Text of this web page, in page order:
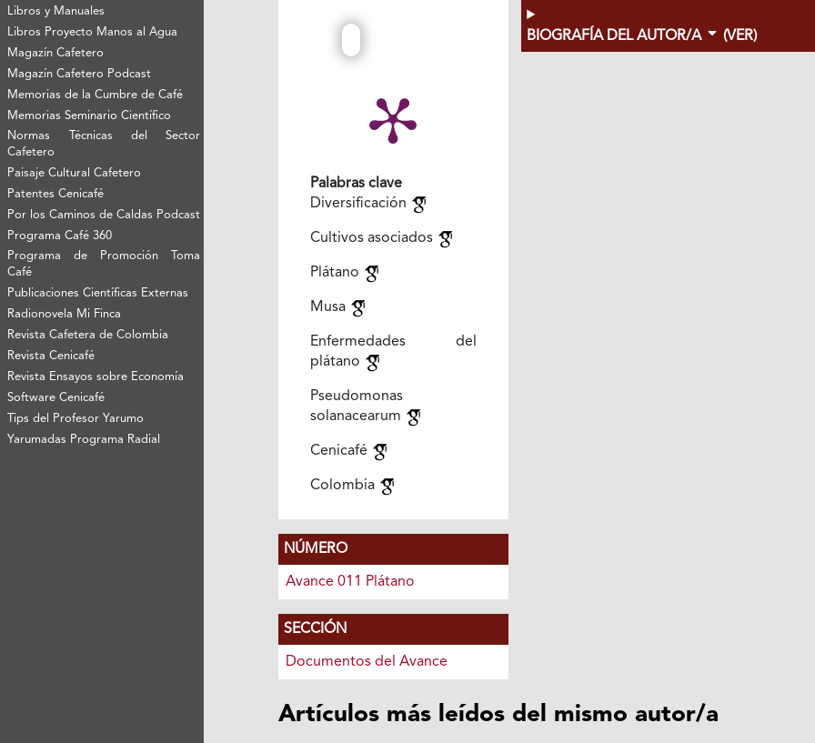
Libros y Manuales
Libros Proyecto Manos al Agua
Magazín Cafetero
Magazín Cafetero Podcast
Memorias de la Cumbre de Café
Memorias Seminario Científico
Normas Técnicas del Sector
Cafetero
Paisaje Cultural Cafetero
Patentes Cenicafé
Por los Caminos de Caldas Podcast
Programa Café 360
Programa de Promoción Toma
Café
Publicaciones Científicas Externas
Radionovela Mi Finca
Revista Cafetera de Colombia
Revista Cenicafé
Revista Ensayos sobre Economía
Software Cenicafé
Tips del Profesor Yarumo
Yarumadas Programa Radial
Palabras clave
Diversificación
Cultivos asociados
Plátano
Musa
Enfermedades del
plátano
Pseudomonas
solanacearum
Cenicafé
Colombia
NÚMERO
Avance 011 Plátano
SECCIÓN
Documentos del Avance
BIOGRAFÍA DEL AUTOR/A (VER)
Artículos más leídos del mismo autor/a